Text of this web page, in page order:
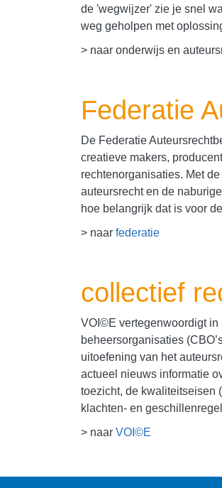
de 'wegwijzer' zie je snel
weg geholpen met
> naar onderwijs en
Federatie
De Federatie
creatieve makers,
rechtenorganisaties. Met
auteursrecht en de
hoe belangrijk dat is voor
> naar federatie
collectief
VOI©E vertegenwoordigt
beheersorganisaties
uitoefening van het
actueel nieuws informatie
toezicht, de kwaliteitseisen
klachten- en
> naar VOI©E